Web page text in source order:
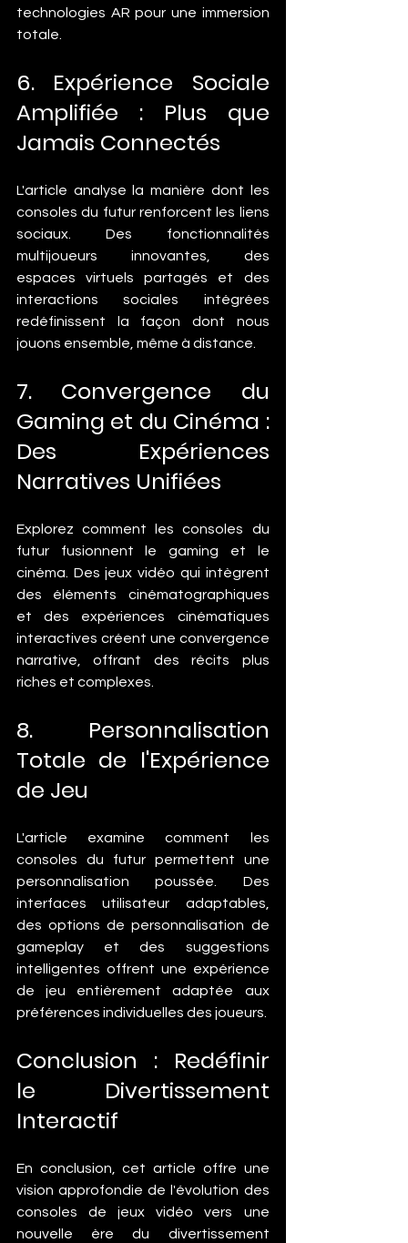
technologies AR pour une immersion
totale.
6. Expérience Sociale
Amplifiée : Plus que
Jamais Connectés
L'article analyse la manière dont les
consoles du futur renforcent les liens
sociaux. Des fonctionnalités
multijoueurs innovantes, des
espaces virtuels partagés et des
interactions sociales intégrées
redéfinissent la façon dont nous
jouons ensemble, même à distance.
7. Convergence du
Gaming et du Cinéma :
Des Expériences
Narratives Unifiées
Explorez comment les consoles du
futur fusionnent le gaming et le
cinéma. Des jeux vidéo qui intègrent
des éléments cinématographiques
et des expériences cinématiques
interactives créent une convergence
narrative, offrant des récits plus
riches et complexes.
8. Personnalisation
Totale de l'Expérience
de Jeu
L'article examine comment les
consoles du futur permettent une
personnalisation poussée. Des
interfaces utilisateur adaptables,
des options de personnalisation de
gameplay et des suggestions
intelligentes offrent une expérience
de jeu entièrement adaptée aux
préférences individuelles des joueurs.
Conclusion : Redéfinir
le Divertissement
Interactif
En conclusion, cet article offre une
vision approfondie de l'évolution des
consoles de jeux vidéo vers une
nouvelle ère du divertissement